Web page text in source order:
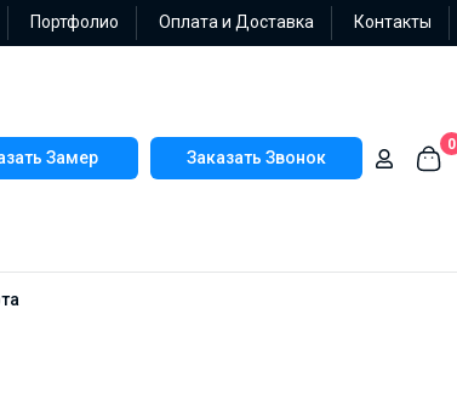
Портфолио Оплата и Доставка Контакты
Замер Заказать Звонок
0